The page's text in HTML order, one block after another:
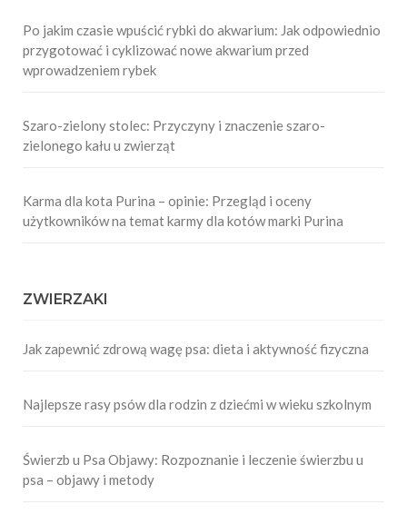
Po jakim czasie wpuścić rybki do akwarium: Jak odpowiednio
przygotować i cyklizować nowe akwarium przed
wprowadzeniem rybek
Szaro-zielony stolec: Przyczyny i znaczenie szaro-
zielonego kału u zwierząt
Karma dla kota Purina – opinie: Przegląd i oceny
użytkowników na temat karmy dla kotów marki Purina
ZWIERZAKI
Jak zapewnić zdrową wagę psa: dieta i aktywność fizyczna
Najlepsze rasy psów dla rodzin z dziećmi w wieku szkolnym
Świerzb u Psa Objawy: Rozpoznanie i leczenie świerzbu u
psa – objawy i metody